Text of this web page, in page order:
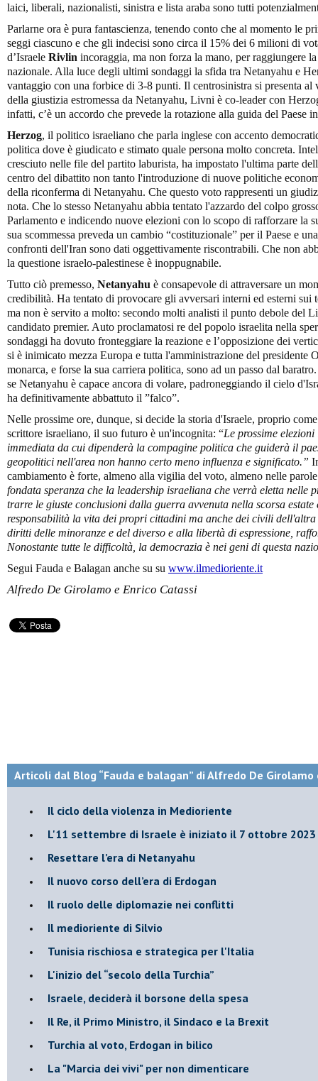
laici, liberali, nazionalisti, sinistra e lista araba sono tutti
Parlarne ora è pura fantascienza, tenendo conto che al momento le
seggi ciascuno e che gli indecisi sono circa il 15% dei 6 milioni di
d’Israele Rivlin incoraggia, ma non forza la mano, per raggiungere
nazionale. Alla luce degli ultimi sondaggi la sfida tra Netanyahu e
vantaggio con una forbice di 3-8 punti. Il centrosinistra si presenta
della giustizia estromessa da Netanyahu, Livni è co-leader con
infatti, c’è un accordo che prevede la rotazione alla guida del Paese
Herzog, il politico israeliano che parla inglese con accento
politica dove è giudicato e stimato quale persona molto concreta.
cresciuto nelle file del partito laburista, ha impostato l'ultima parte
centro del dibattito non tanto l'introduzione di nuove politiche
della riconferma di Netanyahu. Che questo voto rappresenti un
nota. Che lo stesso Netanyahu abbia tentato l'azzardo del colpo
Parlamento e indicendo nuove elezioni con lo scopo di rafforzare la
sua scommessa preveda un cambio “costituzionale” per il Paese e
confronti dell'Iran sono dati oggettivamente riscontrabili. Che non
la questione israelo-palestinese è inoppugnabile.
Tutto ciò premesso, Netanyahu è consapevole di attraversare un
credibilità. Ha tentato di provocare gli avversari interni ed esterni sui
ma non è servito a molto: secondo molti analisti il punto debole del
candidato premier. Auto proclamatosi re del popolo israelita nella
sondaggi ha dovuto fronteggiare la reazione e l’opposizione dei
si è inimicato mezza Europa e tutta l'amministrazione del presidente
monarca, e forse la sua carriera politica, sono ad un passo dal
se Netanyahu è capace ancora di volare, padroneggiando il cielo
ha definitivamente abbattuto il ”falco”.
Nelle prossime ore, dunque, si decide la storia d'Israele, proprio
scrittore israeliano, il suo futuro è un'incognita: “Le prossime
immediata da cui dipenderà la compagine politica che guiderà il
geopolitici nell'area non hanno certo meno influenza e significato.”
cambiamento è forte, almeno alla vigilia del voto, almeno nelle
fondata speranza che la leadership israeliana che verrà eletta nelle
trarre le giuste conclusioni dalla guerra avvenuta nella scorsa
responsabilità la vita dei propri cittadini ma anche dei civili
diritti delle minoranze e del diverso e alla libertà di espressione,
Nonostante tutte le difficoltà, la democrazia è nei geni di questa
Segui Fauda e Balagan anche su su www.ilmedioriente.it
Alfredo De Girolamo e Enrico Catassi
Articoli dal Blog “Fauda e balagan” di Alfredo De Girolamo
Il ciclo della violenza in Medioriente
L'11 settembre di Israele è iniziato il 7 ottobre 2023
Resettare l’era di Netanyahu
​Il nuovo corso dell’era di Erdogan
Il ruolo delle diplomazie nei conflitti
Il medioriente di Silvio
Tunisia rischiosa e strategica per l'Italia
L'inizio del “secolo della Turchia”
Israele, deciderà il borsone della spesa
Il Re, il Primo Ministro, il Sindaco e la Brexit
Turchia al voto, Erdogan in bilico
La "Marcia dei vivi" per non dimenticare